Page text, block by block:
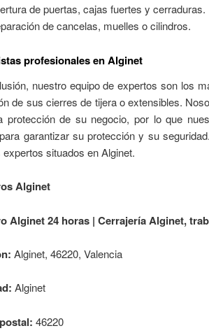
de puertas, cajas fuertes y cerraduras.
de cancelas, muelles o cilindros.
profesionales en Alginet
nuestro equipo de expertos son los
de sus cierres de tijera o extensibles.
protección de su negocio, por lo que
garantizar su protección y su
expertos situados en Alginet.
Alginet
Alginet 24 horas | Cerrajería Alginet,
Alginet, 46220, Valencia
Alginet
46220